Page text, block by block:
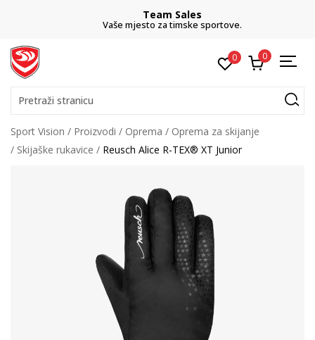
Team Sales
Vaše mjesto za timske sportove.
0 0
Pretraži stranicu
Sport Vision Proizvodi Oprema
Oprema za skijanje
Skijaške rukavice
Reusch Alice R-TEX® XT Junior